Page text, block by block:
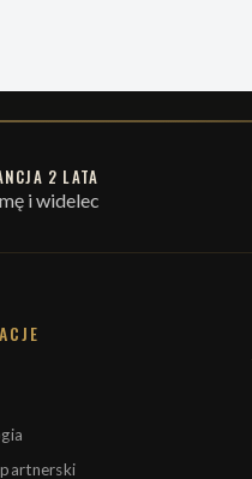
2 LATA
i widelec